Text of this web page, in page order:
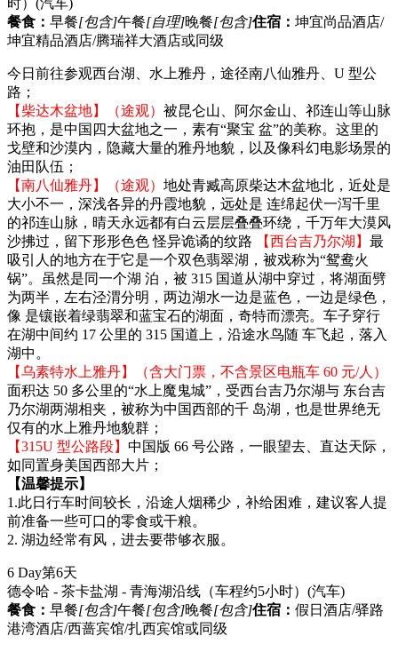
餐食： 早餐[包含]午餐[自理]晚餐[包含]住宿： 坤宜尚品酒店/
坤宜精品酒店/腾瑞祥大酒店或同级
今日前往参观西台湖、水上雅丹，途径南八仙雅丹、U 型公
路；
【柴达木盆地】（途观） 被昆仑山、阿尔金山、祁连山等山脉
环抱，是中国四大盆地之一，素有“聚宝 盆”的美称。这里的
戈壁和沙漠内，隐藏大量的雅丹地貌，以及像科幻电影场景的
油田队伍；
【南八仙雅丹】（途观） 地处青臧高原柴达木盆地北，近处是
大小不一，深浅各异的丹霞地貌，远处是 连绵起伏一泻千里
的祁连山脉，晴天永远都有白云层层叠叠环绕，千万年大漠风
沙拂过，留下形形色色 怪异诡谲的纹路
【西台吉乃尔湖】 最
吸引人的地方在于它是一个双色翡翠湖，被戏称为“鸳鸯火
锅”。虽然是同一个湖 泊，被 315 国道从湖中穿过，将湖面劈
为两半，左右泾渭分明，两边湖水一边是蓝色，一边是绿色，
像 是镶嵌着绿翡翠和蓝宝石的湖面，奇特而漂亮。车子穿行
在湖中间约 17 公里的 315 国道上，沿途水鸟随 车飞起，落入
湖中。
【乌素特水上雅丹】（含大门票，不含景区电瓶车 60 元/人）
面积达 50 多公里的“水上魔鬼城”，受西台吉乃尔湖与 东台吉
乃尔湖两湖相夹，被称为中国西部的千 岛湖，也是世界绝无
仅有的水上雅丹地貌群；
【315U 型公路段】 中国版 66 号公路，一眼望去、直达天际，
如同置身美国西部大片；
【温馨提示】
1.此日行车时间较长，沿途人烟稀少，补给困难，建议客人提
前准备一些可口的零食或干粮。
2. 湖边经常有风，进去要带够衣服。
6 Day第6天
德令哈 - 茶卡盐湖 - 青海湖沿线（车程约5小时） (汽车)
餐食： 早餐[包含]午餐[包含]晚餐[包含]住宿： 假日酒店/驿路
港湾酒店/西蔷宾馆/扎西宾馆或同级